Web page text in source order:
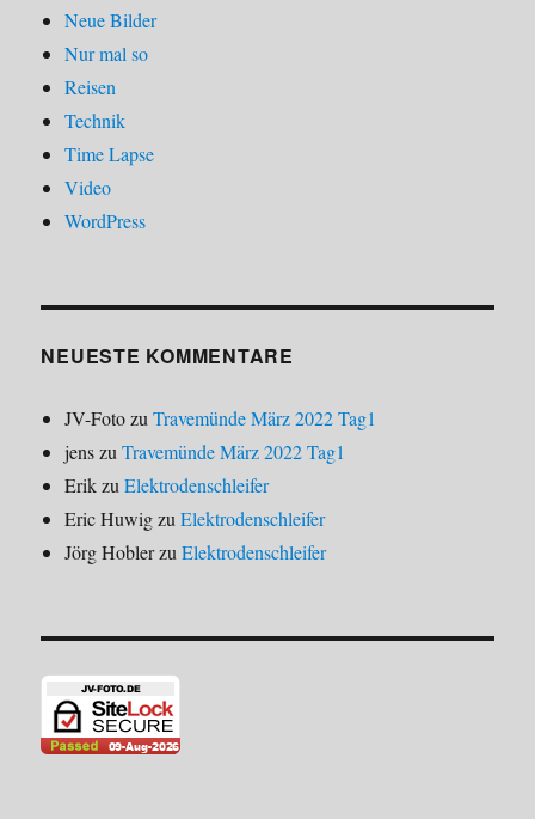
Neue Bilder
Nur mal so
Reisen
Technik
Time Lapse
Video
WordPress
NEUESTE KOMMENTARE
JV-FotozuTravemünde März 2022 Tag1
jenszuTravemünde März 2022 Tag1
ErikzuElektrodenschleifer
Eric HuwigzuElektrodenschleifer
Jörg HoblerzuElektrodenschleifer